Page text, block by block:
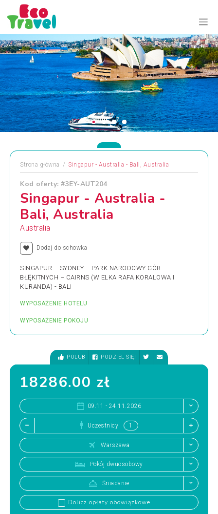
Strona główna Singapur - Australia - Bali, Australia
Kod oferty: #3EY-AUT204
Singapur - Australia -
Bali, Australia
Australia
Dodaj do schowka
SINGAPUR – SYDNEY – PARK NARODOWY GÓR
BŁĘKITNYCH – CAIRNS (WIELKA RAFA KORALOWA I
KURANDA) - BALI
WYPOSAŻENIE HOTELU
WYPOSAŻENIE POKOJU
POLUB PODZIEL SIĘ!
18286.00 zł
09.11 - 24.11.2026
Uczestnicy
Warszawa
Pokój dwuosobowy
Śniadanie
Dolicz opłaty obowiązkowe